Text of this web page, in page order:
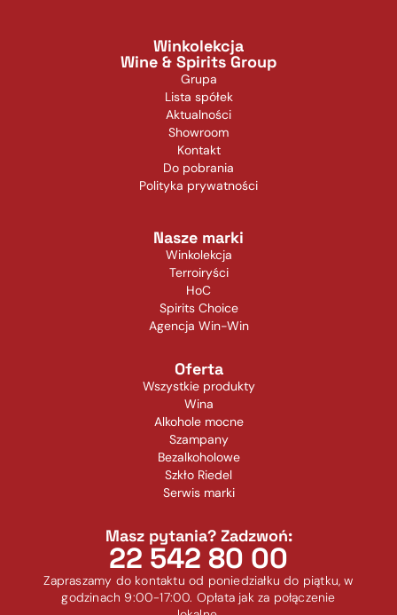
Winkolekcja
Wine & Spirits Group
Grupa
Lista spółek
Aktualności
Showroom
Kontakt
Do pobrania
Polityka prywatności
Nasze marki
Winkolekcja
Terroiryści
HoC
Spirits Choice
Agencja Win-Win
Oferta
Wszystkie produkty
Wina
Alkohole mocne
Szampany
Bezalkoholowe
Szkło Riedel
Serwis marki
Masz pytania? Zadzwoń:
22 542 80 00
Zapraszamy do kontaktu od poniedziałku do piątku, w
godzinach 9:00-17:00. Opłata jak za połączenie